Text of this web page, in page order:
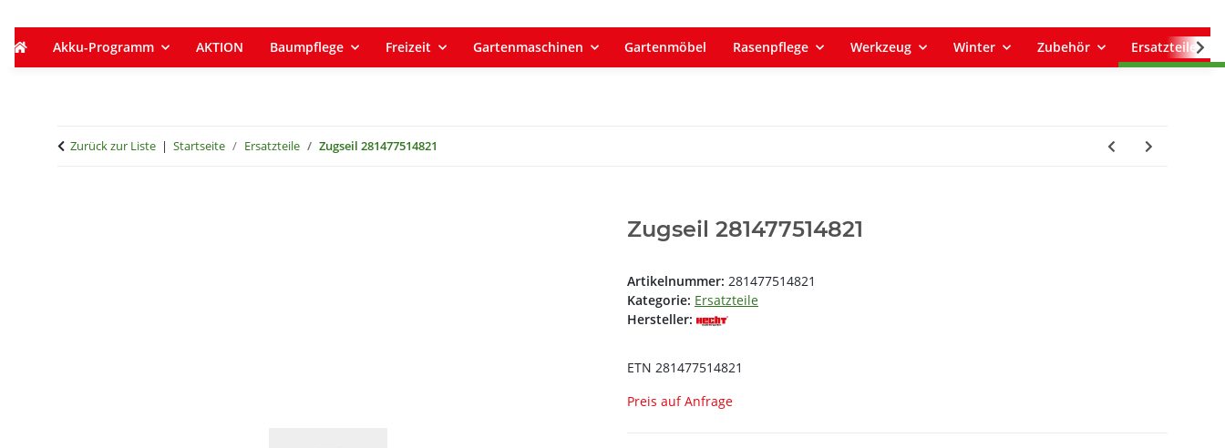
Akku-Programm AKTION Baumpflege Freizeit Gartenmaschinen Gartenmöbel Rasenpflege Werkzeug Winter Zubehör Ersatzteile
Zurück zur Liste Startseite Ersatzteile Zugseil 281477514821
Zugseil 281477514821
Artikelnummer: 281477514821
Kategorie: Ersatzteile
Hersteller:
ETN 281477514821
Preis auf Anfrage